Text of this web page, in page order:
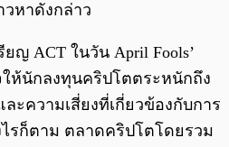
หาดังกล่าว
ญ ACT ในวัน April Fools’
ให้นักลงทุนคริปโตตระหนักถึง
ะความเสี่ยงที่เกี่ยวข้องกับการ
รก็ตาม ตลาดคริปโตโดยรวม